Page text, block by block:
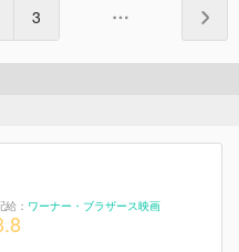
3
給： ワーナー・ブラザース映画